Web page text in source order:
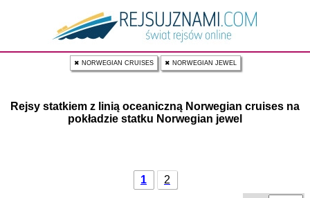
✖ NORWEGIAN CRUISES ✖ NORWEGIAN JEWEL
Rejsy statkiem z linią oceaniczną Norwegian cruises na
pokładzie statku Norwegian jewel
1 2